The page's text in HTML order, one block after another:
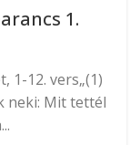
1.
1-12. vers„(1)
neki: Mit tettél